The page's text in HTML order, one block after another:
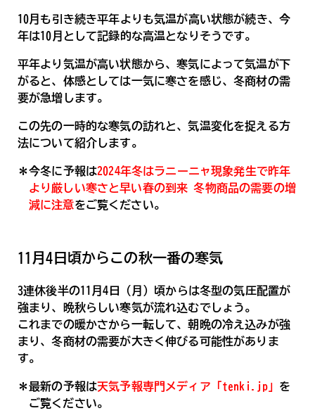
10月も引き続き平年よりも気温が高い状態が続き、今
年は10月として記録的な高温となりそうです。
平年より気温が高い状態から、寒気によって気温が下
がると、体感としては一気に寒さを感じ、冬商材の需
要が急増します。
この先の一時的な寒気の訪れと、気温変化を捉える方
法について紹介します。
＊今冬に予報は2024年冬はラニーニャ現象発生で昨年
より厳しい寒さと早い春の到来 冬物商品の需要の増
減に注意をご覧ください。
11月4日頃からこの秋一番の寒気
3連休後半の11月4日（月）頃からは冬型の気圧配置が
強まり、晩秋らしい寒気が流れ込むでしょう。
これまでの暖かさから一転して、朝晩の冷え込みが強
まり、冬商材の需要が大きく伸びる可能性がありま
す。
＊最新の予報は天気予報専門メディア「tenki.jp」 を
ご覧ください。